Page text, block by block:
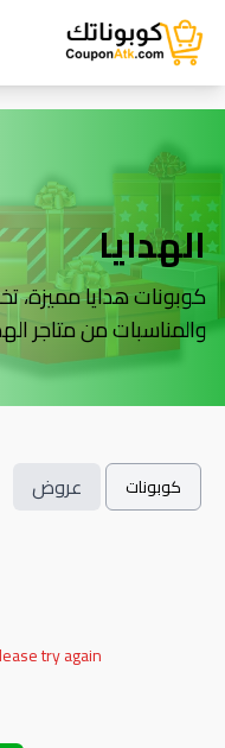
الهدايا
كوبونات هدايا مميزة،
والمناسبات من متاجر
كوبونات عروض
try again.